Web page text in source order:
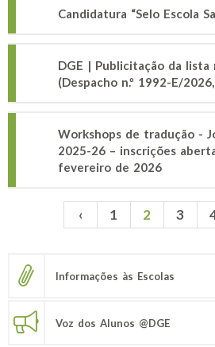
Candidatura “Selo Escola
DGE | Publicitação da
(Despacho n.º 1992-E/
Workshops de tradução -
2025-26 – inscrições
fevereiro de 2026
Páginas ‹ 1 2 3
Informações às Escolas
Voz dos Alunos @DGE